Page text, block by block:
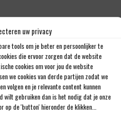
uw privacy
tools om je beter en persoonlijker te
die ervoor zorgen dat de website
cookies om voor jou de website
we cookies van derde partijen zodat we
volgen en je relevante content kunnen
wilt gebruiken dan is het nodig dat je onze
de 'button' hieronder de klikken...
PERSIE BRENGT FEYENOORD
BEOM HWANG ZET LOOPBAAN
PORTO